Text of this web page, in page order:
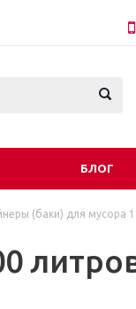
БЛОГ
(баки) для мусора